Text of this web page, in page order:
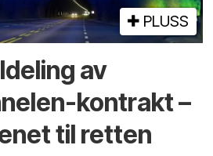
PLUSS
av
kontrakt –
til retten